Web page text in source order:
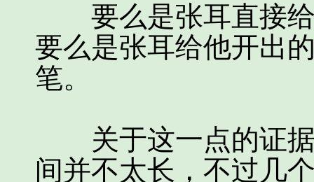
要么是张耳直接给
要么是张耳给他开出
笔。
关于这一点的证据
间并不太长，不过几